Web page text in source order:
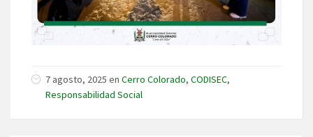
7 agosto, 2025 en Cerro Colorado, CODISEC,
Responsabilidad Social